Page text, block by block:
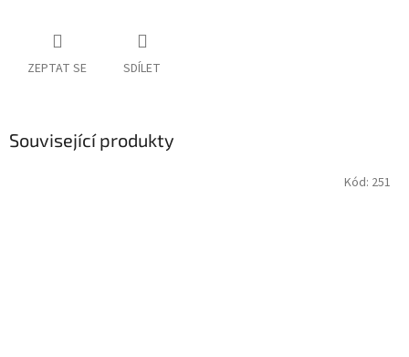
ZEPTAT SE SDÍLET
Související produkty
Kód: 251